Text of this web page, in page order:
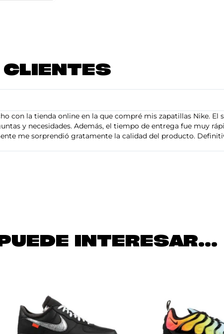
CLIENTES
con la tienda online en la que compré mis zapatillas Nike. El
y necesidades. Además, el tiempo de entrega fue muy
me sorprendió gratamente la calidad del producto.
INTERESAR...